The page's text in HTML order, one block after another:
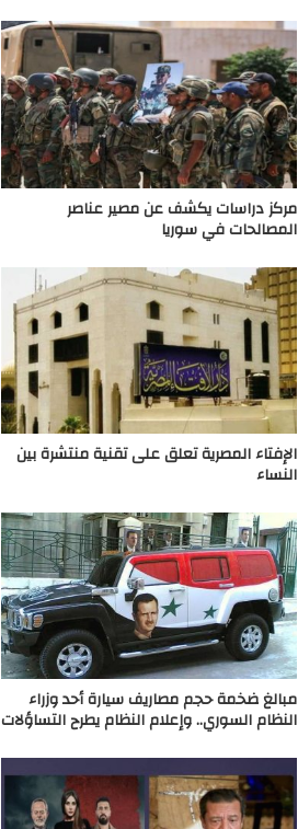
مركز دراسات يكشف عن مصير عناصر
المصالحات في سوريا
الإفتاء المصرية تعلق على تقنية منتشرة بين
النساء
مبالغ ضخمة حجم مصاريف سيارة أحد وزراء
النظام السوري.. وإعلام النظام يطرح التساؤلات